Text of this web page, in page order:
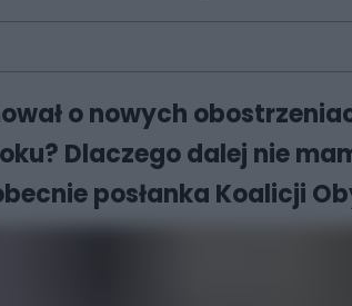
o nowych
Dlaczego dalej nie
posłanka Koalicji